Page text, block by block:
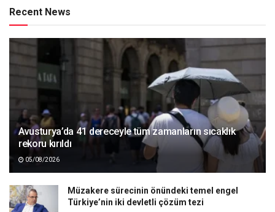
Recent News
Avusturya’da 41 dereceyle tüm zamanların sıcaklık
rekoru kırıldı
05/08/2026
Müzakere sürecinin önündeki temel engel
Türkiye’nin iki devletli çözüm tezi